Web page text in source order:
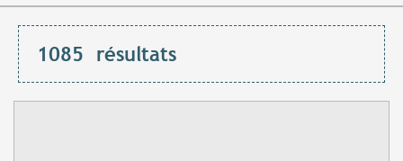
1085 résultats